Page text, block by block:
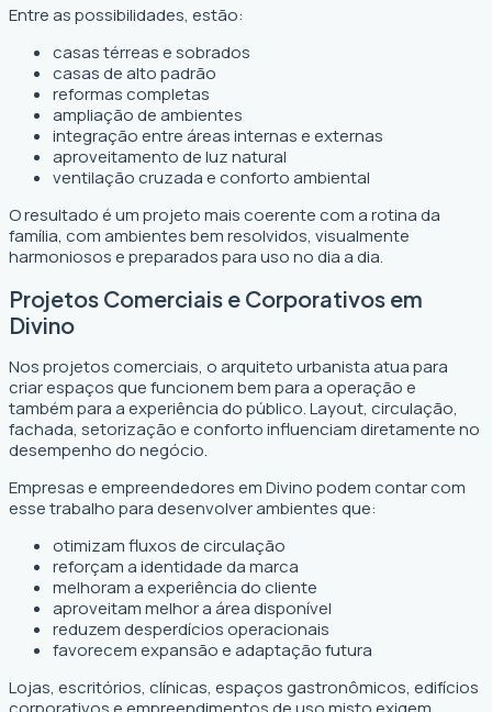
Entre as possibilidades, estão:
casas térreas e sobrados
casas de alto padrão
reformas completas
ampliação de ambientes
integração entre áreas internas e externas
aproveitamento de luz natural
ventilação cruzada e conforto ambiental
O resultado é um projeto mais coerente com a rotina da
família, com ambientes bem resolvidos, visualmente
harmoniosos e preparados para uso no dia a dia.
Projetos Comerciais e Corporativos em
Divino
Nos projetos comerciais, o arquiteto urbanista atua para
criar espaços que funcionem bem para a operação e
também para a experiência do público. Layout, circulação,
fachada, setorização e conforto influenciam diretamente no
desempenho do negócio.
Empresas e empreendedores em Divino podem contar com
esse trabalho para desenvolver ambientes que:
otimizam fluxos de circulação
reforçam a identidade da marca
melhoram a experiência do cliente
aproveitam melhor a área disponível
reduzem desperdícios operacionais
favorecem expansão e adaptação futura
Lojas, escritórios, clínicas, espaços gastronômicos, edifícios